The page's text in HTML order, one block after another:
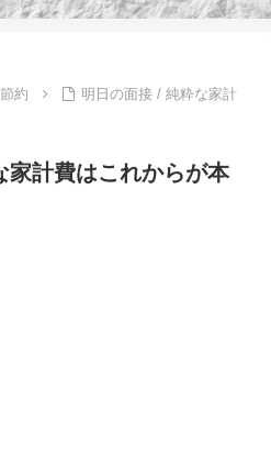
節約
明日の面接 / 純粋な家計
家計費はこれからが本